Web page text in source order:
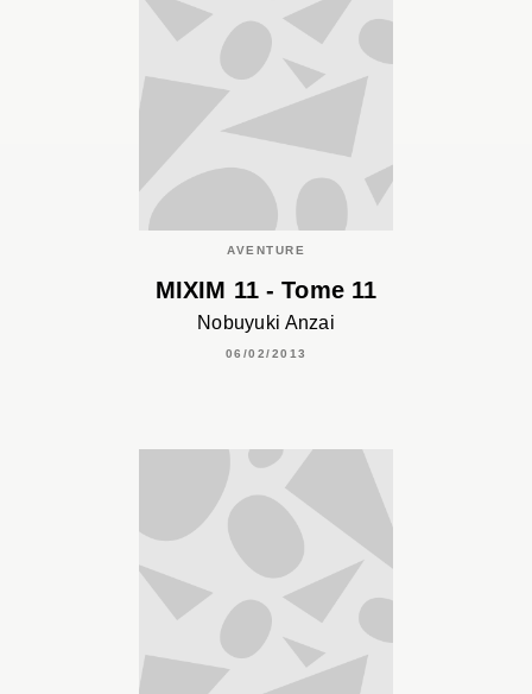
AVENTURE
MIXIM 11 - Tome 11
Nobuyuki Anzai
06/02/2013